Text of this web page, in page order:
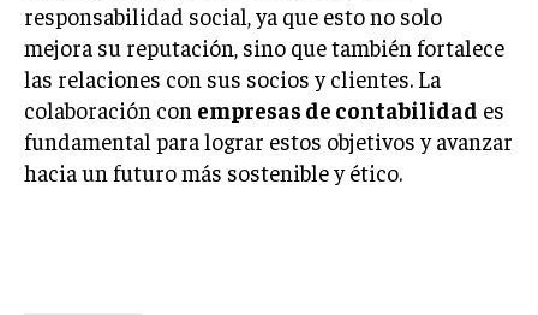
responsabilidad social, ya que esto no solo
mejora su reputación, sino que también fortalece
las relaciones con sus socios y clientes. La
colaboración con empresas de contabilidad es
fundamental para lograr estos objetivos y avanzar
hacia un futuro más sostenible y ético.